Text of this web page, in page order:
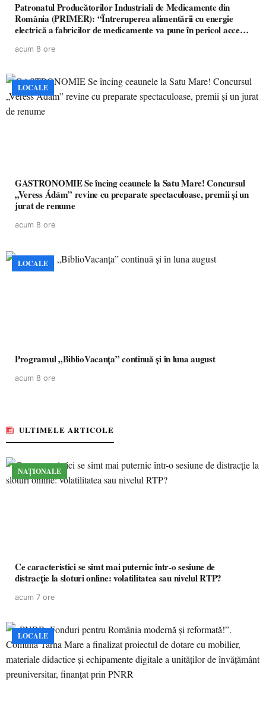
Patronatul Producătorilor Industriali de Medicamente din
România (PRIMER): “Întreruperea alimentării cu energie
electrică a fabricilor de medicamente va pune în pericol accesul
acum 8 ore
LOCALE
GASTRONOMIE Se încing ceaunele la Satu Mare! Concursul
„Veress Ádám” revine cu preparate spectaculoase, premii și un
jurat de renume
acum 8 ore
LOCALE
Programul „BiblioVacanța” continuă și în luna august
acum 8 ore
ULTIMELE ARTICOLE
NAȚIONALE
Ce caracteristici se simt mai puternic într-o sesiune de
distracție la sloturi online: volatilitatea sau nivelul RTP?
acum 7 ore
LOCALE